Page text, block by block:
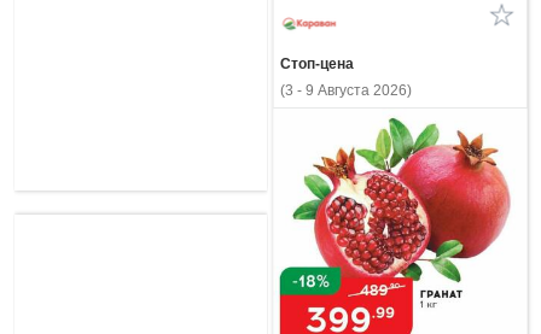
Стоп-цена
(3 - 9 Августа 2026)